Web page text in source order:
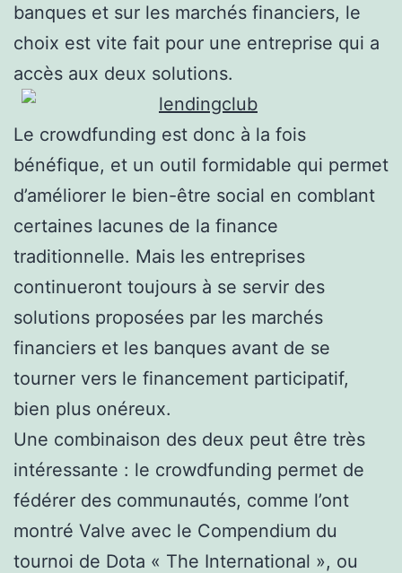
banques et sur les marchés financiers, le
choix est vite fait pour une entreprise qui a
accès aux deux solutions.
Le crowdfunding est donc à la fois
bénéfique, et un outil formidable qui permet
d’améliorer le bien-être social en comblant
certaines lacunes de la finance
traditionnelle. Mais les entreprises
continueront toujours à se servir des
solutions proposées par les marchés
financiers et les banques avant de se
tourner vers le financement participatif,
bien plus onéreux.
Une combinaison des deux peut être très
intéressante : le crowdfunding permet de
fédérer des communautés, comme l’ont
montré Valve avec le Compendium du
tournoi de Dota « The International », ou